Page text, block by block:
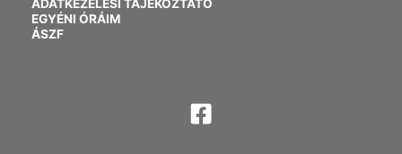
ADATKEZELÉSI TÁJÉKOZTATÓ
EGYÉNI ÓRÁIM
ÁSZF